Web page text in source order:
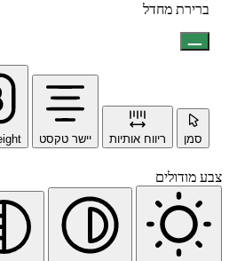
ברירת מחדל
סמן ריווח אותיות יישר טקסט
צבע מודולים